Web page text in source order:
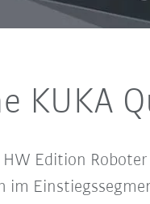
KUKA
HW Edition
im